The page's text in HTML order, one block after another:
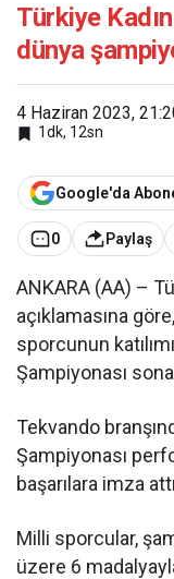
Türkiye
dünya
4 Haziran 2023,
1dk, 12sn
Google'da
0 Paylaş
ANKARA (AA) –
açıklamasına
sporcunun
Şampiyonası
Tekvando
Şampiyonası
başarılara imza
Milli sporcular,
üzere 6